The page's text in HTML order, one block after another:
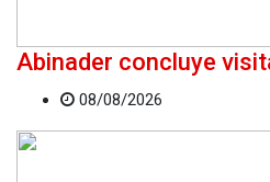
Abinader concluye
08/08/2026